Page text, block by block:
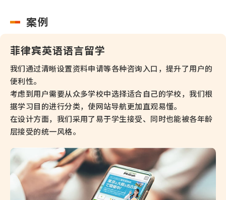
案例
菲律宾英语语言留学
我们通过清晰设置资料申请等各种咨询入口，提升了用户的
便利性。
考虑到用户需要从众多学校中选择适合自己的学校，我们根
据学习目的进行分类，使网站导航更加直观易懂。
在设计方面，我们采用了易于学生接受、同时也能被各年龄
层接受的统一风格。